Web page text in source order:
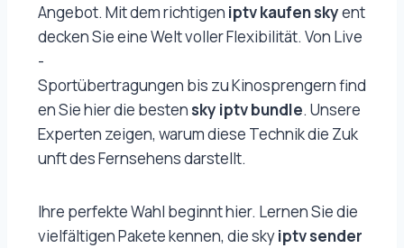
Angebot. Mit dem richtigen iptv kaufen skyent
decken Sie eine Welt voller Flexibilität. Von Live
-
Sportübertragungen bis zu Kinosprengern find
en Sie hier die besten sky iptv bundle. Unsere
Experten zeigen, warum diese Technik die Zuk
unft des Fernsehens darstellt.
Ihre perfekte Wahl beginnt hier. Lernen Sie die
vielfältigen Pakete kennen, die skyiptv sender